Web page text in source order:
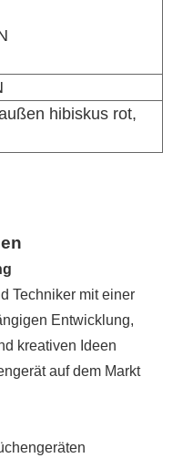
hibiskus rot,
Techniker mit einer
Entwicklung,
kreativen Ideen
auf dem Markt